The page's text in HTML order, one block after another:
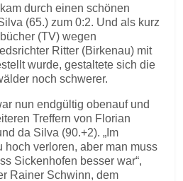
durch einen schönen
(65.) zum 0:2. Und als kurz
(TV) wegen
Ritter (Birkenau) mit
wurde, gestaltete sich die
noch schwerer.
nun endgültig obenauf und
Treffern von Florian
da Silva (90.+2). „Im
hoch verloren, aber man muss
Sickenhofen besser war“,
Rainer Schwinn, dem